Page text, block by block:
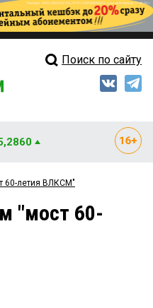
Свежий выпуск
Мнения
Рейтинги
Поиск по сайту
60-летия ВЛКСМ"
"мост 60-